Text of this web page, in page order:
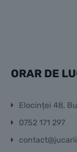
ORAR DE
Elocinței 48,
0752 171 297